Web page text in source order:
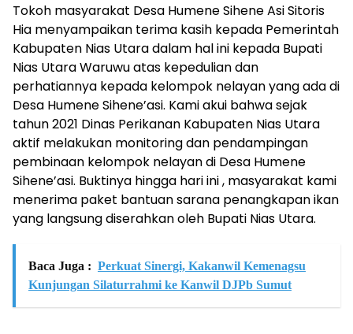
Tokoh masyarakat Desa Humene Sihene Asi Sitoris
Hia menyampaikan terima kasih kepada Pemerintah
Kabupaten Nias Utara dalam hal ini kepada Bupati
Nias Utara Waruwu atas kepedulian dan
perhatiannya kepada kelompok nelayan yang ada di
Desa Humene Sihene’asi. Kami akui bahwa sejak
tahun 2021 Dinas Perikanan Kabupaten Nias Utara
aktif melakukan monitoring dan pendampingan
pembinaan kelompok nelayan di Desa Humene
Sihene’asi. Buktinya hingga hari ini , masyarakat kami
menerima paket bantuan sarana penangkapan ikan
yang langsung diserahkan oleh Bupati Nias Utara.
Baca Juga : Perkuat Sinergi, Kakanwil Kemenagsu
Kunjungan Silaturrahmi ke Kanwil DJPb Sumut